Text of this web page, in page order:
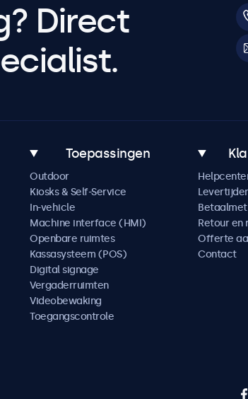
Direct
Toepassingen
Outdoor
Kiosks & Self-Service
In-vehicle
Machine interface (HMI)
Openbare ruimtes
Kassasysteem (POS)
Digital signage
Vergaderruimten
Videobewaking
Toegangscontrole
Retour en
Offerte
Contact